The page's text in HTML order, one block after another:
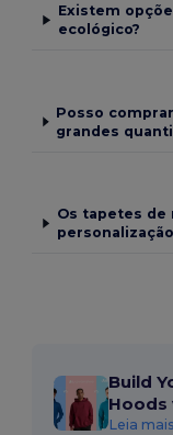
Existem
ecológico?
Posso
grandes
Os tapetes de
Build
Hoods
Leia